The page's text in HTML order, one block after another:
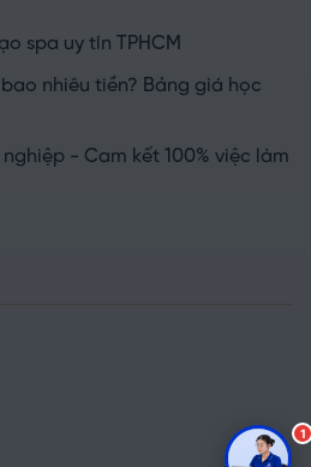
spa uy tín TPHCM
nhiêu tiền? Bảng giá học
- Cam kết 100% việc làm
1